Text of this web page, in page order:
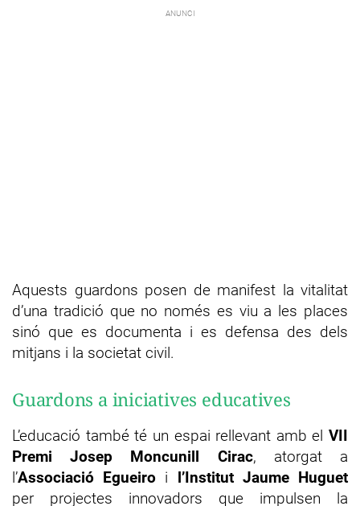
Aquests guardons posen de manifest la vitalitat
d’una tradició que no només es viu a les places
sinó que es documenta i es defensa des dels
mitjans i la societat civil.
Guardons a iniciatives educatives
L’educació també té un espai rellevant amb el VII
Premi Josep Moncunill Cirac, atorgat a
l’Associació Egueiro i l’Institut Jaume Huguet
per projectes innovadors que impulsen la